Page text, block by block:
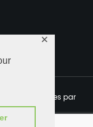
✕
sont fournies par